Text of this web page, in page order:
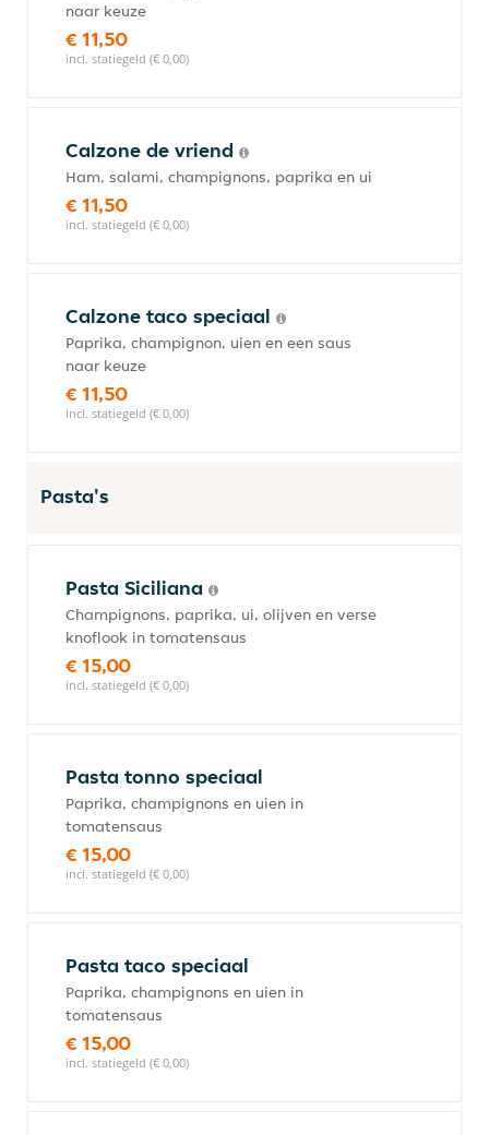
naar keuze
€ 11,50
incl. statiegeld (€ 0,00)
Calzone de vriend
Ham, salami, champignons, paprika en ui
€ 11,50
incl. statiegeld (€ 0,00)
Calzone taco speciaal
Paprika, champignon, uien en een saus
naar keuze
€ 11,50
incl. statiegeld (€ 0,00)
Pasta's
Pasta Siciliana
Champignons, paprika, ui, olijven en verse
knoflook in tomatensaus
€ 15,00
incl. statiegeld (€ 0,00)
Pasta tonno speciaal
Paprika, champignons en uien in
tomatensaus
€ 15,00
incl. statiegeld (€ 0,00)
Pasta taco speciaal
Paprika, champignons en uien in
tomatensaus
€ 15,00
incl. statiegeld (€ 0,00)